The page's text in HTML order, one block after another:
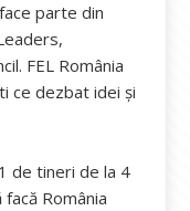
parte din
FEL România
ce dezbat idei și
de tineri de la 4
România